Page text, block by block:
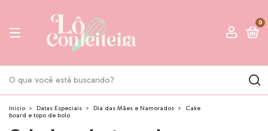
0
Início > Datas Especiais > Dia das Mães e Namorados >
Cake
board e topo de bolo